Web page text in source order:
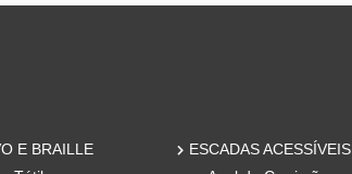
E BRAILLE
ESCADAS ACESSÍVEIS